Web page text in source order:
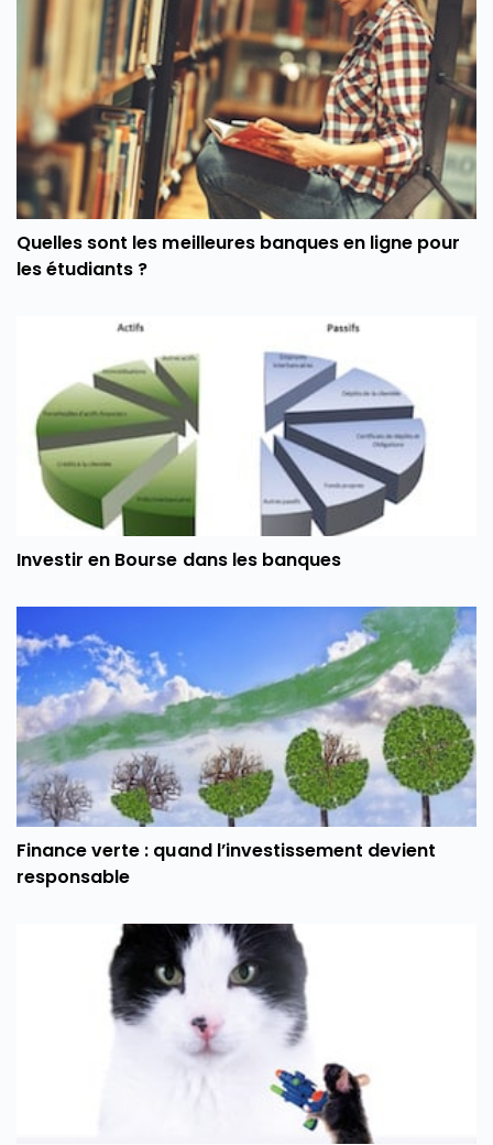
Quelles sont les meilleures banques en ligne pour
les étudiants ?
Investir en Bourse dans les banques
Finance verte : quand l’investissement devient
responsable